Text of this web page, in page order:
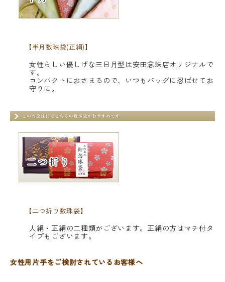
【半月数珠袋(正絹)】
女性らしい優しげな三日月型は安田念珠店オリジナルで
す。
コンパクトにおさまるので、いつもバッグに忍ばせてお
守りに。
【二つ折り数珠袋】
人絹・正絹の二種類がございます。正絹の方はマチ付タ
イプもございます。
女性用片手をご検討されているお客様へ